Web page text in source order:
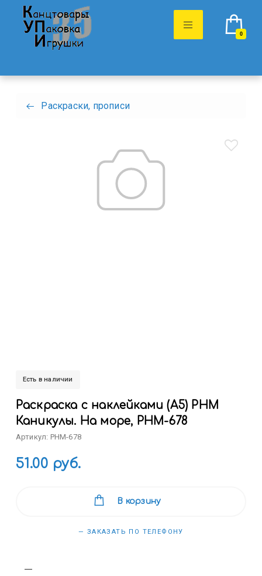
0
Раскраски, прописи
Есть в наличии
Раскраска с наклейками (А5) РНМ
Каникулы. На море, РНМ-678
Артикул: РНМ-678
51.00 руб.
В корзину
— ЗАКАЗАТЬ ПО ТЕЛЕФОНУ